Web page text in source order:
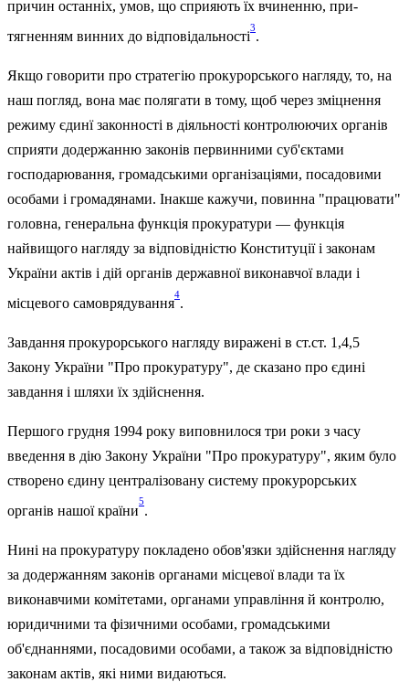
причин останніх, умов, що сприяють їх вчиненню, при­
тягненням винних до відповідальності
3
.
Якщо говорити про стратегію прокурор­ського нагляду, то, на
наш погляд, вона має полягати в тому, щоб через зміцнення
режи­му єдинї законності в діяльності контролюю­чих органів
сприяти додержанню законів первинними суб'єктами
господарювання, громад­ськими організаціями, посадовими
особами і громадянами. Інакше кажучи, повинна "працювати"
головна, генеральна функція про­куратури — функція
найвищого нагляду за відповідністю Конституції і законам
Украї­ни актів і дій органів державної виконавчої влади і
місцевого самоврядування
4
.
Завдання прокурорського нагляду виражені в ст.ст. 1,4,5
Закону України "Про прокуратуру", де сказано про єдині
завдання і шляхи їх здійснення.
Першого грудня 1994 року виповнилося три роки з часу
введення в дію Закону України "Про прокуратуру", яким було
створено єдину централізовану систему прокурорських
органів нашої країни
5
.
Нині на прокуратуру покладено обов'язки здійснення нагляду
за додер­жанням законів органами місцевої влади та їх
виконавчими комітетами, органами управ­ління й контролю,
юридичними та фізичними особами, громадськими
об'єднаннями, по­садовими особами, а також за відповідністю
законам актів, які ними видаються.